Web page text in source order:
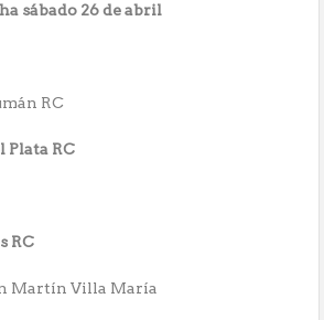
sábado 26 de abril
RC
Plata RC
RC
Martín Villa María